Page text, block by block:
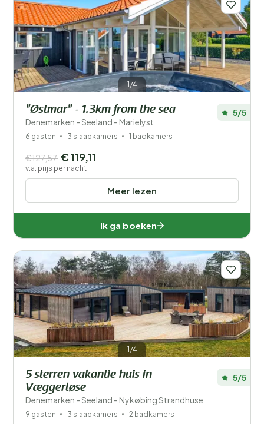
1/4
"Østmar" - 1.3km from the sea
Denemarken - Seeland - Marielyst
5/5
6 gasten 3 slaapkamers 1 badkamers
Meer lezen
€127,57 € 119,11
v.a. prijs per nacht
Ik ga boeken
1/4
5 sterren vakantie huis in
Væggerløse
Denemarken - Seeland - Nykøbing Strandhuse
5/5
9 gasten 3 slaapkamers 2 badkamers